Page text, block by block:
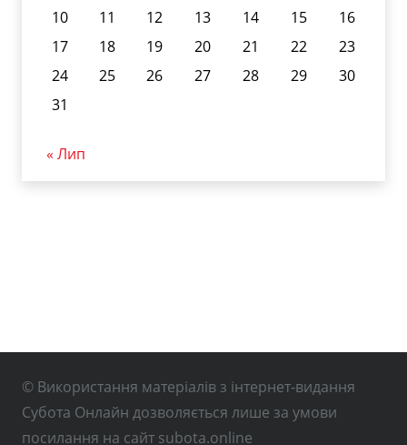
10
11 12 13 14 15
16
17
18 19 20 21 22
23
24
25 26 27 28 29
30
31
« Лип
© Використання матеріалів з інтернет-видання
Субота Онлайн дозволяється лише за умови
посилання на сайт subota.online